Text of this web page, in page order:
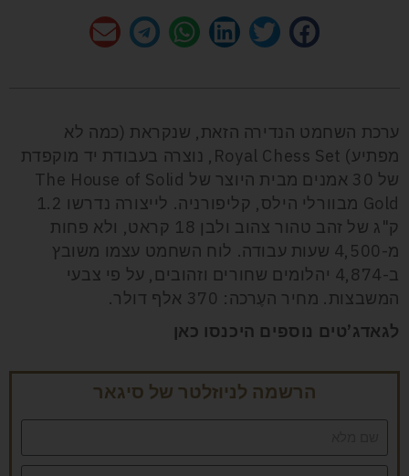
ערכת השחמט הנדירה הזאת, שנקראת (כמה לא
מפתיע) Royal Chess Set , נוצרה בעבודת יד מוקפדת
של 30 אמנים מבית היוצר של
The House of Solid
Gold
מבוורלי הילס, קליפורניה. לייצורה נדרשו 1.2
ק"ג של זהב טהור צהוב ולבן 18 קראט, ולא פחות
מ-4,500 שעות עבודה. לוח השחמט עצמו משובץ
ב-4,874 יהלומים שחורים וזהובים, על פי צבעי
המשבצות. מחיר העֶרכה: 370 אלף דולר.
לגאדג’טים נוספים היכנסו כאן
הרשמה לניוזלטר של סיגאר